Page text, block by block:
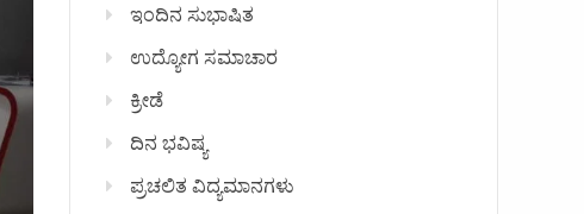
ಇಂದಿನ ಸುಭಾಷಿತ
ಉದ್ಯೋಗ ಸಮಾಚಾರ
ಕ್ರೀಡೆ
ದಿನ ಭವಿಷ್ಯ
ಪ್ರಚಲಿತ ವಿದ್ಯಮಾನಗಳು